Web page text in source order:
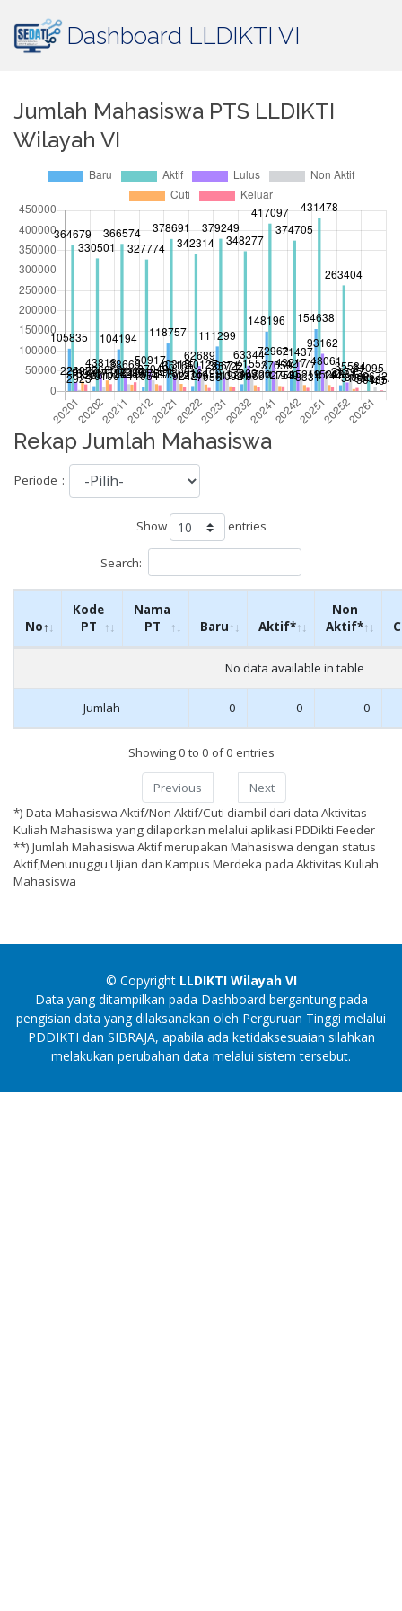
Dashboard LLDIKTI VI
Jumlah Mahasiswa PTS LLDIKTI
Wilayah VI
Rekap Jumlah Mahasiswa
Periode :
Show entries
Search:
No
Kode
PT
Nama
PT
Baru Aktif*
Non
Aktif*
No data available in table
Jumlah 0 0 0
Showing 0 to 0 of 0 entries
Previous
Next
*) Data Mahasiswa Aktif/Non Aktif/Cuti diambil dari data Aktivitas
Kuliah Mahasiswa yang dilaporkan melalui aplikasi PDDikti Feeder
**) Jumlah Mahasiswa Aktif merupakan Mahasiswa dengan status
Aktif,Menunuggu Ujian dan Kampus Merdeka pada Aktivitas Kuliah
Mahasiswa
© Copyright LLDIKTI Wilayah VI
Data yang ditampilkan pada Dashboard bergantung pada
pengisian data yang dilaksanakan oleh Perguruan Tinggi melalui
PDDIKTI dan SIBRAJA, apabila ada ketidaksesuaian silahkan
melakukan perubahan data melalui sistem tersebut.